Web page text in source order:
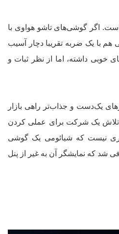
اگر گوشی‌های تاشو هواوی با
با یک ضربه تقریبا دچار آسیب
داشته، اما از نظر ثبات و
یک‌دست و جذاب‌تر راهی بازار
تلاش یک شرکت برای عملی کردن
باری نیست که شیائومی یک گوشی
2019 هم می میکس آلفا معرفی شد که نمایشگر آن به غیر از پنل